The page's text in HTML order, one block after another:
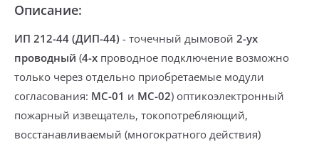
Описание:
ИП 212-44 (ДИП-44) - точечный дымовой 2-ух
проводный (4-х проводное подключение возможно
только через отдельно приобретаемые модули
согласования: МС-01 и МС-02) оптикоэлектронный
пожарный извещатель, токопотребляющий,
восстанавливаемый (многократного действия)